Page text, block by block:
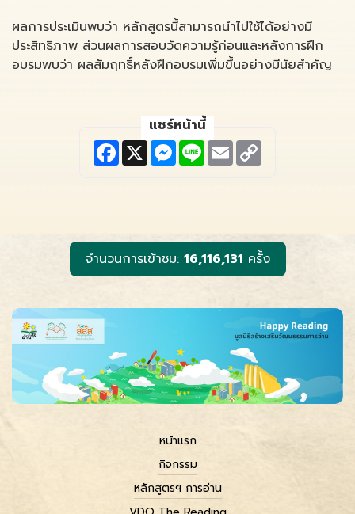
ผลการประเมินพบว่า หลักสูตรนี้สามารถนำไปใช้ได้อย่างมี
ประสิทธิภาพ ส่วนผลการสอบวัดความรู้ก่อนและหลังการฝึก
อบรมพบว่า ผลสัมฤทธิ์หลังฝึกอบรมเพิ่มขึ้นอย่างมีนัยสำคัญ
แชร์หน้านี้
F
a
c
X M
e
s
r
L
n
E
m
a
k
จำนวนการเข้าชม: 16,116,131 ครั้ง
หน้าแรก
กิจกรรม
หลักสูตรฯ การอ่าน